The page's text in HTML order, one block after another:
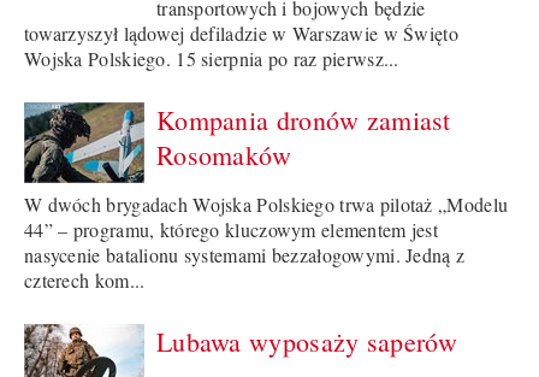
transportowych i bojowych będzie
towarzyszył lądowej defiladzie w Warszawie w Święto
Wojska Polskiego. 15 sierpnia po raz pierwsz...
Kompania dronów zamiast
Rosomaków
W dwóch brygadach Wojska Polskiego trwa pilotaż „Modelu
44” – programu, którego kluczowym elementem jest
nasycenie batalionu systemami bezzałogowymi. Jedną z
czterech kom...
Lubawa wyposaży saperów